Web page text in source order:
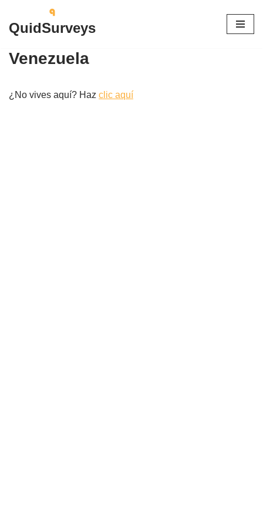
Saltar
contenido
QuidSurveys
Venezuela
¿No vives aquí? Haz clic aquí